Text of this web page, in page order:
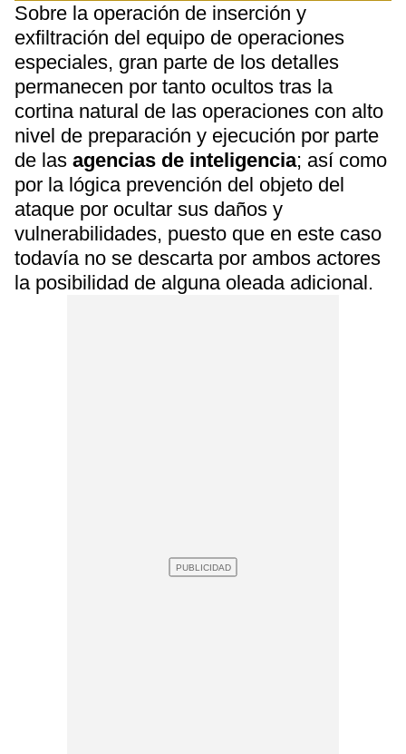
Sobre la operación de inserción y
exfiltración del equipo de operaciones
especiales, gran parte de los detalles
permanecen por tanto ocultos tras la
cortina natural de las operaciones con alto
nivel de preparación y ejecución por parte
de las agencias de inteligencia; así como
por la lógica prevención del objeto del
ataque por ocultar sus daños y
vulnerabilidades, puesto que en este caso
todavía no se descarta por ambos actores
la posibilidad de alguna oleada adicional.